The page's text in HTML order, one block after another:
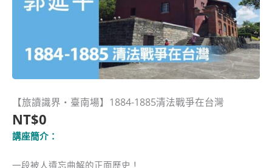
【旅讀識界‧臺南場】1884-1885清法戰爭在台灣
NT$0
講座簡介：
一段被人遺忘曲解的正面歷史！